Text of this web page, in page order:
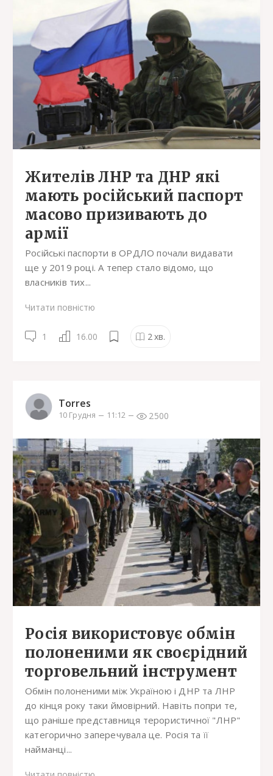
Жителів ЛНР та ДНР які
мають російський паспорт
масово призивають до
армії
Російські паспорти в ОРДЛО почали видавати
ще у 2019 році. А тепер стало відомо, що
власників тих...
Читати повністю
1 16.00 2хв.
Torres
10 Грудня 11:12 2500
Росія використовує обмін
полоненими як своєрідний
торговельний інструмент
Обмін полоненими між Україною і ДНР та ЛНР
до кінця року таки ймовірний. Навіть попри те,
що раніше представниця терористичної "ЛНР"
категорично заперечувала це. Росія та її
найманці...